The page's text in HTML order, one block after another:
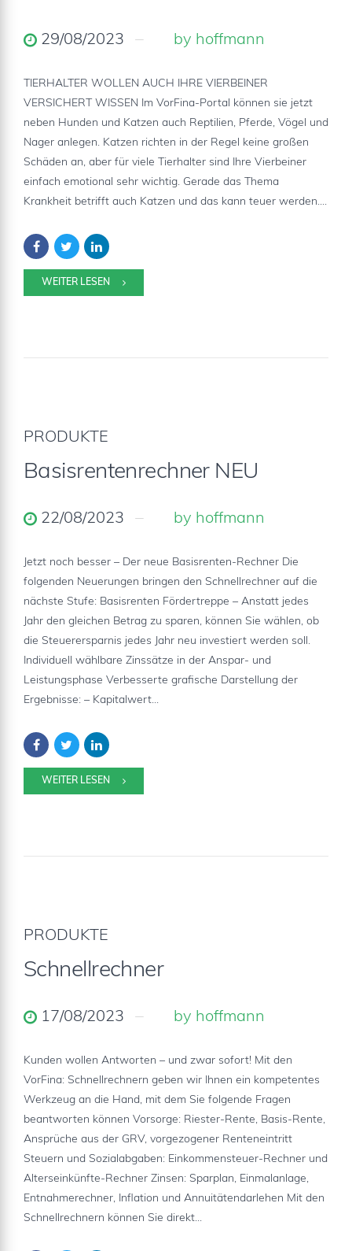
29/08/2023 by hoffmann
TIERHALTER WOLLEN AUCH IHRE VIERBEINER
VERSICHERT WISSEN Im VorFina-Portal können sie jetzt
neben Hunden und Katzen auch Reptilien, Pferde, Vögel und
Nager anlegen. Katzen richten in der Regel keine großen
Schäden an, aber für viele Tierhalter sind Ihre Vierbeiner
einfach emotional sehr wichtig. Gerade das Thema
Krankheit betrifft auch Katzen und das kann teuer werden....
WEITER LESEN
PRODUKTE
Basisrentenrechner NEU
22/08/2023 by hoffmann
Jetzt noch besser – Der neue Basisrenten-Rechner Die
folgenden Neuerungen bringen den Schnellrechner auf die
nächste Stufe: Basisrenten Fördertreppe – Anstatt jedes
Jahr den gleichen Betrag zu sparen, können Sie wählen, ob
die Steuerersparnis jedes Jahr neu investiert werden soll.
Individuell wählbare Zinssätze in der Anspar- und
Leistungsphase Verbesserte grafische Darstellung der
Ergebnisse: – Kapitalwert...
WEITER LESEN
PRODUKTE
Schnellrechner
17/08/2023 by hoffmann
Kunden wollen Antworten – und zwar sofort! Mit den
VorFina: Schnellrechnern geben wir Ihnen ein kompetentes
Werkzeug an die Hand, mit dem Sie folgende Fragen
beantworten können Vorsorge: Riester-Rente, Basis-Rente,
Ansprüche aus der GRV, vorgezogener Renteneintritt
Steuern und Sozialabgaben: Einkommensteuer-Rechner und
Alterseinkünfte-Rechner Zinsen: Sparplan, Einmalanlage,
Entnahmerechner, Inflation und Annuitätendarlehen Mit den
Schnellrechnern können Sie direkt...